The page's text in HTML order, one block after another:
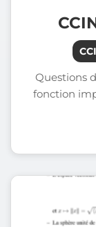
Questions
fonction